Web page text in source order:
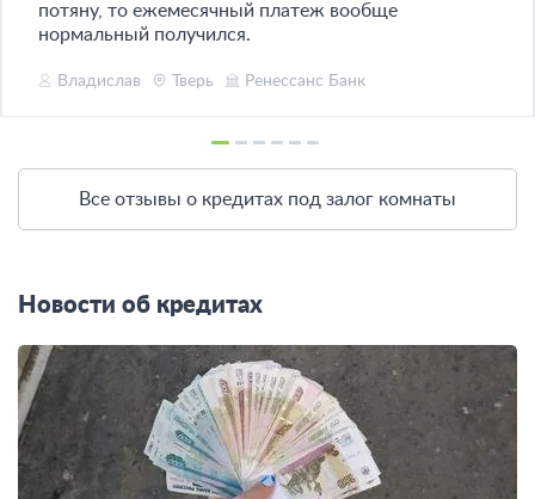
потяну, то ежемесячный платеж вообще
нормальный получился.
Владислав Тверь Ренессанс Банк
Все отзывы о кредитах под залог комнаты
Новости об кредитах